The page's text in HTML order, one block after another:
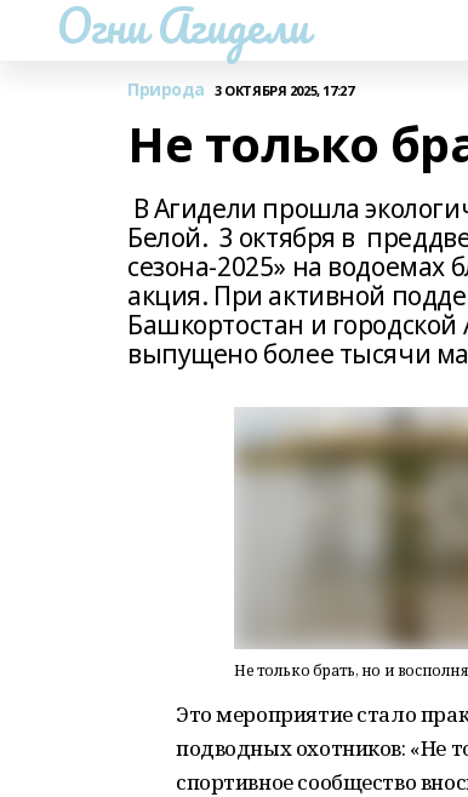
Огни Агидели
Природа 3 ОКТЯБРЯ 2025, 17:27
Не только
В Агидели прошла
Белой. 3 октября в
сезона-2025» на водоемах
акция. При активной
Башкортостан и
выпущено более тысячи
Не только брать, но и
Это мероприятие стало
подводных охотников: «Не
спортивное сообщество